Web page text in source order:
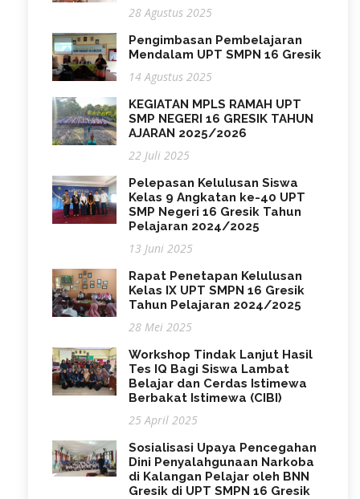
28 Agustus 2025
Pengimbasan Pembelajaran
Mendalam UPT SMPN 16 Gresik
14 Agustus 2025
KEGIATAN MPLS RAMAH UPT
SMP NEGERI 16 GRESIK TAHUN
AJARAN 2025/2026
22 Juli 2025
Pelepasan Kelulusan Siswa
Kelas 9 Angkatan ke-40 UPT
SMP Negeri 16 Gresik Tahun
Pelajaran 2024/2025
13 Juni 2025
Rapat Penetapan Kelulusan
Kelas IX UPT SMPN 16 Gresik
Tahun Pelajaran 2024/2025
28 Mei 2025
Workshop Tindak Lanjut Hasil
Tes IQ Bagi Siswa Lambat
Belajar dan Cerdas Istimewa
Berbakat Istimewa (CIBI)
25 April 2025
Sosialisasi Upaya Pencegahan
Dini Penyalahgunaan Narkoba
di Kalangan Pelajar oleh BNN
Gresik di UPT SMPN 16 Gresik